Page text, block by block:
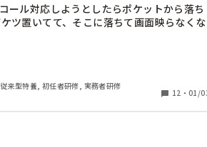
ール対応しようとしたらポケットから落ち
ツ置いてて、そこに落ちて画面映らなくな
チに紐がついていません．
た方。
ました．
来型特養, 初任者研修, 実務者研修
12 ・ 01/